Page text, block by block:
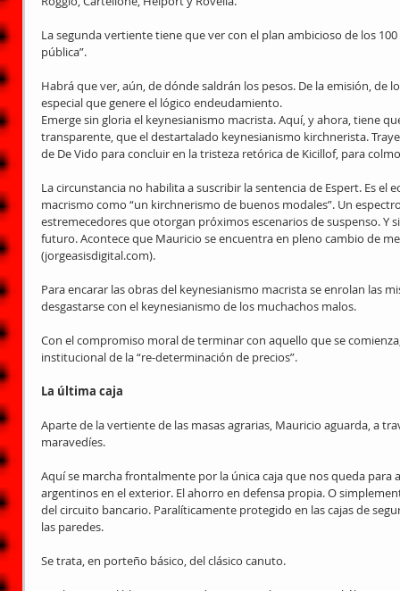
La segunda vertiente tiene que ver con el plan ambicioso de los
pública”.
Habrá que ver, aún, de dónde saldrán los pesos. De la emisión, de
especial que genere el lógico endeudamiento.
Emerge sin gloria el keynesianismo macrista. Aquí, y ahora, tiene
transparente, que el destartalado keynesianismo kirchnerista.
de De Vido para concluir en la tristeza retórica de Kicillof, para
La circunstancia no habilita a suscribir la sentencia de Espert. Es el
macrismo como “un kirchnerismo de buenos modales”. Un
estremecedores que otorgan próximos escenarios de suspenso. Y
futuro. Acontece que Mauricio se encuentra en pleno cambio de
(jorgeasisdigital.com).
Para encarar las obras del keynesianismo macrista se enrolan las
desgastarse con el keynesianismo de los muchachos malos.
Con el compromiso moral de terminar con aquello que se
institucional de la “re-determinación de precios”.
La última caja
Aparte de la vertiente de las masas agrarias, Mauricio aguarda, a
maravedíes.
Aquí se marcha frontalmente por la única caja que nos queda para
argentinos en el exterior. El ahorro en defensa propia. O
del circuito bancario. Paralíticamente protegido en las cajas de
las paredes.
Se trata, en porteño básico, del clásico canuto.